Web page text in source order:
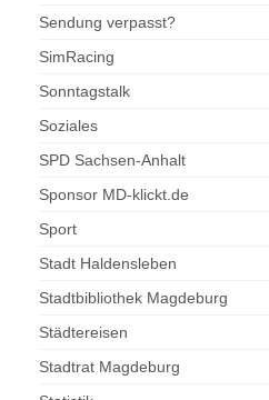
Sendung verpasst?
SimRacing
Sonntagstalk
Soziales
SPD Sachsen-Anhalt
Sponsor MD-klickt.de
Sport
Stadt Haldensleben
Stadtbibliothek Magdeburg
Städtereisen
Stadtrat Magdeburg